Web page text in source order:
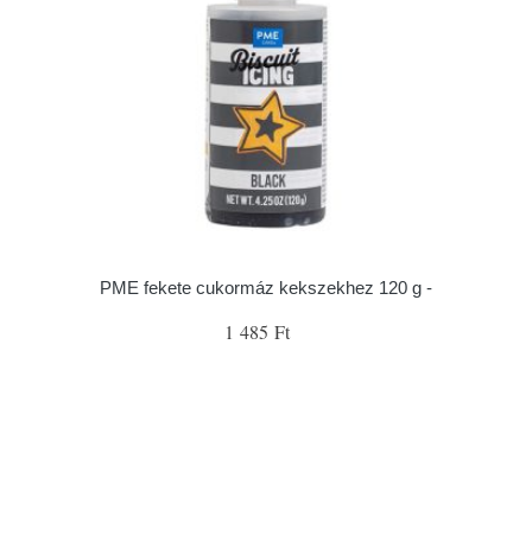
PME fekete cukormáz kekszekhez 120 g -
1 485 Ft